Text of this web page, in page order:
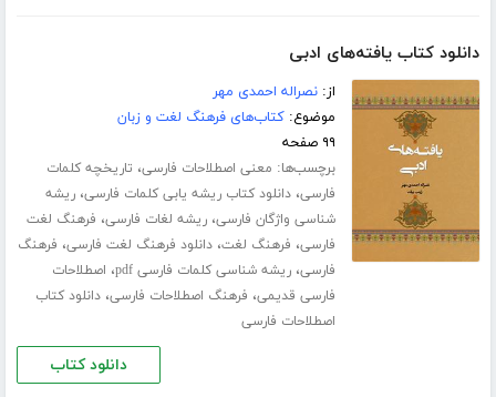
دانلود کتاب یافته‌های ادبی
از:نصراله احمدی مهر
موضوع:کتاب‌های فرهنگ لغت و زبان
۹۹ صفحه
برچسب‌ها: معنی اصطلاحات فارسی، تاریخچه کلمات
فارسی،دانلود کتاب ریشه یابی کلمات فارسی،ریشه
شناسی واژگان فارسی،ریشه لغات فارسی، فرهنگ لغت
فارسی، فرهنگ لغت،دانلود فرهنگ لغت فارسی، فرهنگ
فارسی،ریشه شناسی کلمات فارسی pdf ، اصطلاحات
فارسی قدیمی، فرهنگ اصطلاحات فارسی،دانلود کتاب
اصطلاحات فارسی
دانلود کتاب